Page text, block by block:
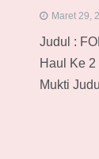
Maret 29,
Judul :
Haul Ke
Mukti